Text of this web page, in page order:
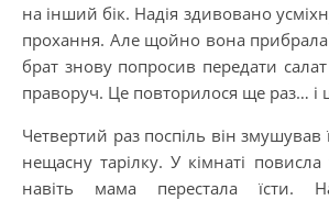
на інший бік. Надія здивовано
прохання. Але щойно вона прибрала
брат знову попросив передати
праворуч. Це повторилося ще раз… і
Четвертий раз поспіль він змушував
нещасну тарілку. У кімнаті
навіть мама перестала їсти.